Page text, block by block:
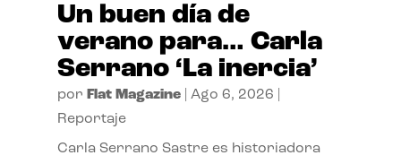
Un buen día de
verano para… Carla
Serrano ‘La inercia’
por Flat Magazine| Ago 6, 2026
Reportaje
Carla Serrano Sastre es historiadora